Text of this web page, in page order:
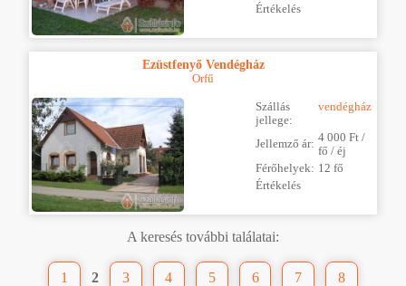
Értékelés
Ezüstfenyő Vendégház
Orfű
Szállás
jellege:
vendégház
Jellemző ár: 4 000 Ft /
fő / éj
Férőhelyek: 12 fő
Értékelés
A keresés további találatai:
1 2 3 4 5 6 7 8